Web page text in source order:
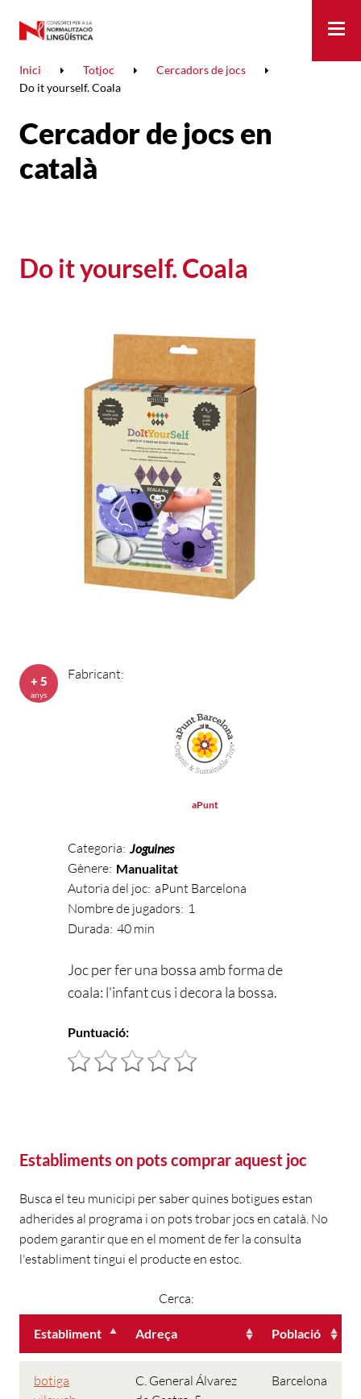
Inici Totjoc
Cercadors de jocs
Do it yourself. Coala
Cercador de jocs en
català
Do it yourself. Coala
Fabricant:
aPunt
Categoria: Joguines
Gènere: Manualitat
Autoria del joc: aPunt Barcelona
Nombre de jugadors: 1
Durada: 40 min
Joc per fer una bossa amb forma de
coala: l'infant cus i decora la bossa.
Puntuació:
+ 5
anys
Establiments on pots comprar aquest joc
Busca el teu municipi per saber quines botigues estan
adherides al programa i on pots trobar jocs en català. No
podem garantir que en el moment de fer la consulta
l'establiment tingui el producte en estoc.
Cerca:
Establiment Adreça Població
botiga
C. General Álvarez
Barcelona